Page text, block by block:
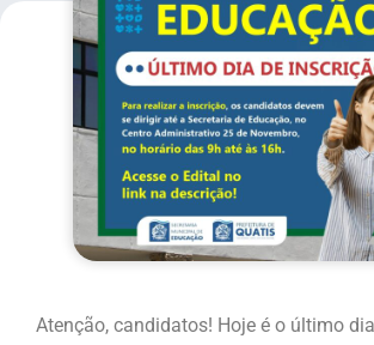
Atenção, candidatos! Hoje é o último